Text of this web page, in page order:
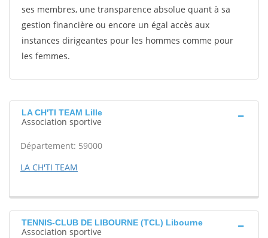
ses membres, une transparence absolue quant à sa
gestion financière ou encore un égal accès aux
instances dirigeantes pour les hommes comme pour
les femmes.
LA CH'TI TEAM Lille
Association sportive
Département: 59000
LA CH'TI TEAM
TENNIS-CLUB DE LIBOURNE (TCL) Libourne
Association sportive